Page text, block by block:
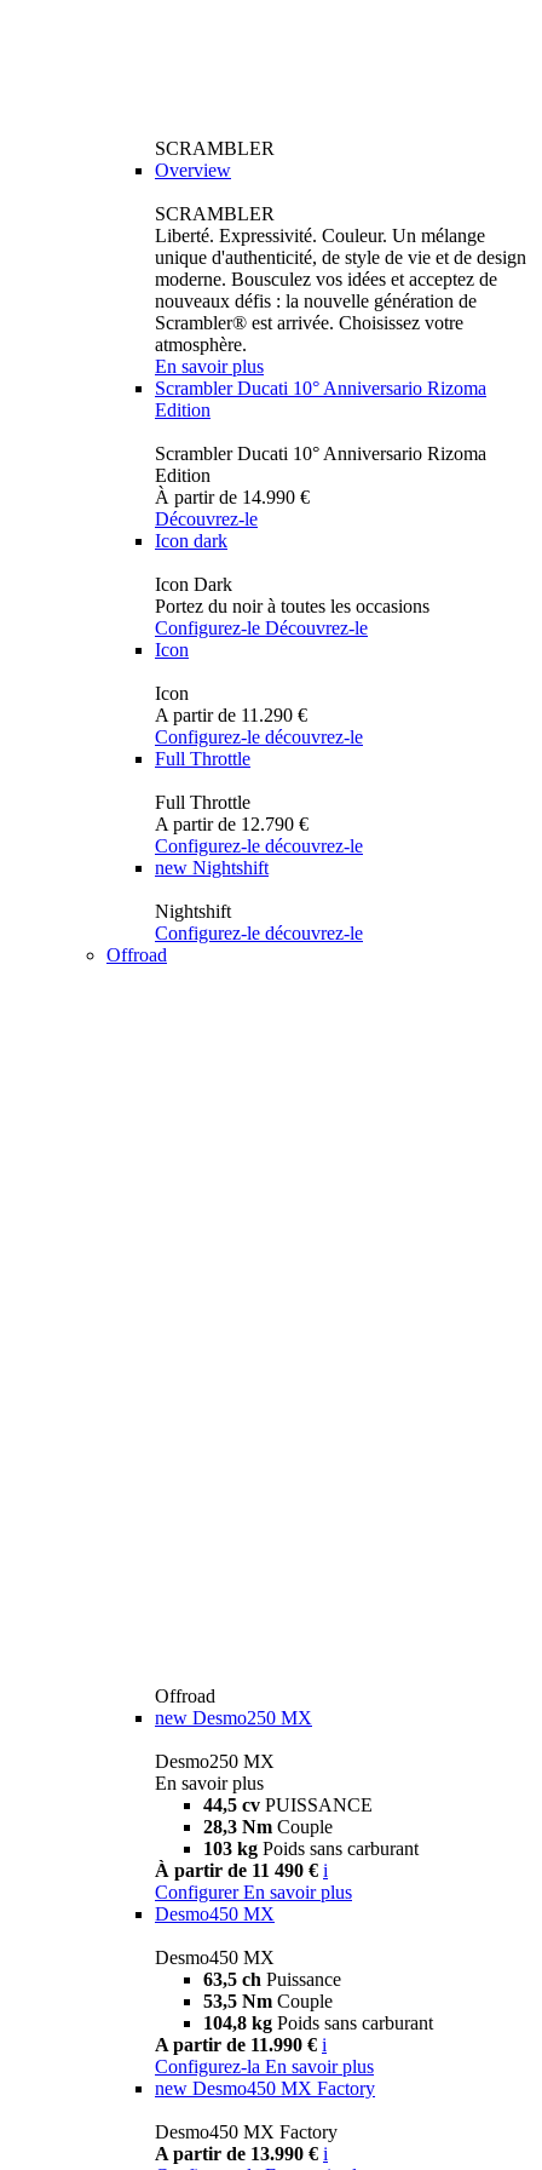
SCRAMBLER
Overview
SCRAMBLER
Liberté. Expressivité. Couleur. Un mélange
unique d'authenticité, de style de vie et de design
moderne. Bousculez vos idées et acceptez de
nouveaux défis : la nouvelle génération de
Scrambler® est arrivée. Choisissez votre
atmosphère.
En savoir plus
Scrambler Ducati 10° Anniversario Rizoma
Edition
Scrambler Ducati 10° Anniversario Rizoma
Edition
À partir de 14.990 €
Découvrez-le
Icon dark
Icon Dark
Portez du noir à toutes les occasions
Configurez-le Découvrez-le
Icon
Icon
A partir de 11.290 €
Configurez-le découvrez-le
Full Throttle
Full Throttle
A partir de 12.790 €
Configurez-le découvrez-le
new Nightshift
Nightshift
Configurez-le découvrez-le
Offroad
Offroad
new Desmo250 MX
Desmo250 MX
En savoir plus
44,5 cv PUISSANCE
28,3 Nm Couple
103 kg Poids sans carburant
À partir de 11 490 € i
Configurer En savoir plus
Desmo450 MX
Desmo450 MX
63,5 ch Puissance
53,5 Nm Couple
104,8 kg Poids sans carburant
A partir de 11.990 € i
Configurez-la En savoir plus
new Desmo450 MX Factory
Desmo450 MX Factory
A partir de 13.990 € i